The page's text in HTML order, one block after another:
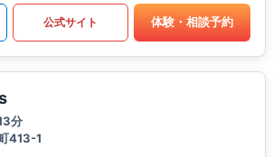
公式サイト 体験・相談予約
分
413-1